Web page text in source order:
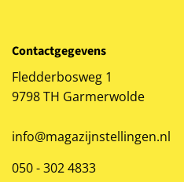
Contactgegevens
Fledderbosweg 1
9798 TH Garmerwolde
info@magazijnstellingen.nl
050 - 302 4833